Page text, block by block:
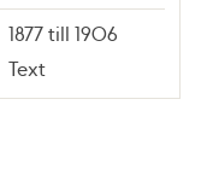
1877 till 1906
Text